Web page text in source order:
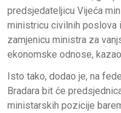
predsjedateljicu Vijeća
ministricu civilnih poslova
zamjenicu ministra za
ekonomske odnose,
Isto tako, dodao je, na
Bradara bit će
ministarskih pozicije